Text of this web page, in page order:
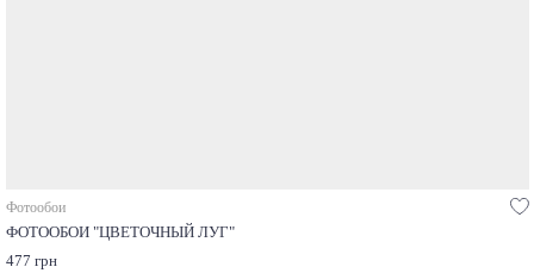
Фотообои
ФОТООБОИ "ЦВЕТОЧНЫЙ ЛУГ"
477 грн